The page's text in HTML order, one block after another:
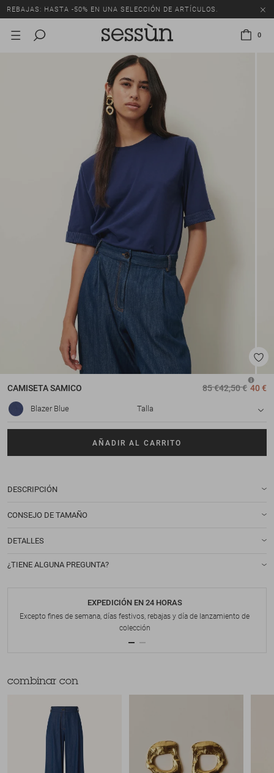
REBAJAS: HASTA -50% EN UNA SELECCIÓN DE ARTÍCULOS.
0
CAMISETASAMICO 85 €42,50 € 40 €
Blazer Blue Talla
AÑADIR AL CARRITO
DESCRIPCIÓN
CONSEJO DE TAMAÑO
DETALLES
¿TIENE ALGUNA PREGUNTA?
EXPEDICIÓN EN 24 HORAS
Excepto fines de semana, días festivos, rebajas y día de lanzamiento de
colección
combinar con